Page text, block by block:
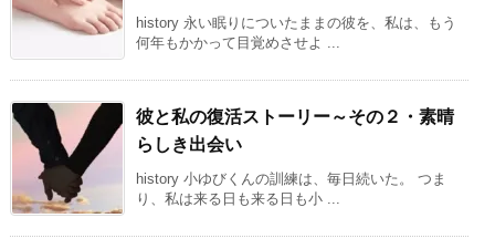
history 永い眠りについたままの彼を、私は、もう
何年もかかって目覚めさせよ ...
彼と私の復活ストーリー～その２・素晴
らしき出会い
history 小ゆびくんの訓練は、毎日続いた。 つま
り、私は来る日も来る日も小 ...